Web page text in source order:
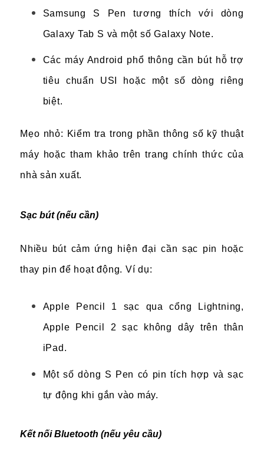
Samsung S Pen tương thích với dòng
Galaxy Tab S và một số Galaxy Note.
Các máy Android phổ thông cần bút hỗ trợ
tiêu chuẩn USI hoặc một số dòng riêng
biệt.
Mẹo nhỏ: Kiểm tra trong phần thông số kỹ thuật
máy hoặc tham khảo trên trang chính thức của
nhà sản xuất.
Sạc bút (nếu cần)
Nhiều bút cảm ứng hiện đại cần sạc pin hoặc
thay pin để hoạt động. Ví dụ:
Apple Pencil 1 sạc qua cổng Lightning,
Apple Pencil 2 sạc không dây trên thân
iPad.
Một số dòng S Pen có pin tích hợp và sạc
tự động khi gắn vào máy.
Kết nối Bluetooth (nếu yêu cầu)